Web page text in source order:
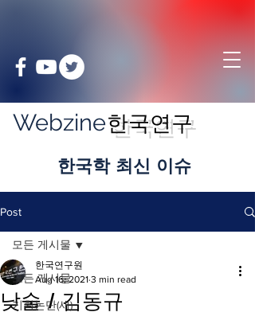
Webzine
​한국학 최신 이슈
한국연구
Post
모든 게시물
기획논단(새)
모든 게시물
낮술 / 김동규
한국연구원
Aug 16, 2021 3 min read